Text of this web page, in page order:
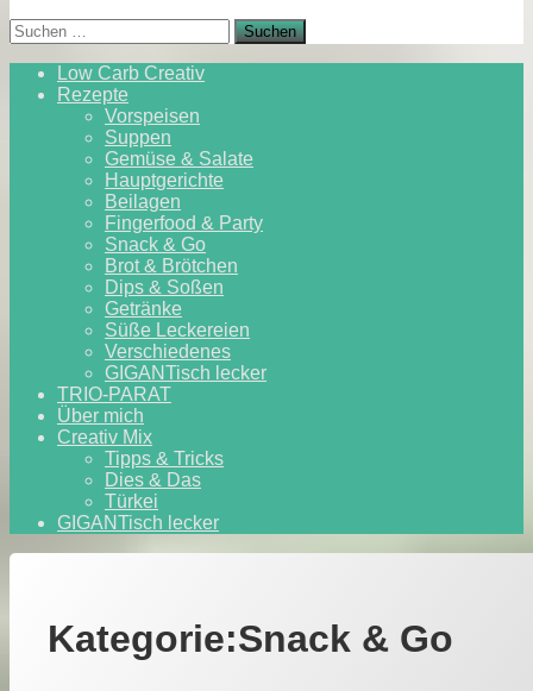
Suchen
nach:
Low Carb Creativ
Rezepte
Vorspeisen
Suppen
Gemüse & Salate
Hauptgerichte
Beilagen
Fingerfood & Party
Snack & Go
Brot & Brötchen
Dips & Soßen
Getränke
Süße Leckereien
Verschiedenes
GIGANTisch lecker
TRIO-PARAT
Über mich
Creativ Mix
Tipps & Tricks
Dies & Das
Türkei
GIGANTisch lecker
Kategorie:Snack & Go